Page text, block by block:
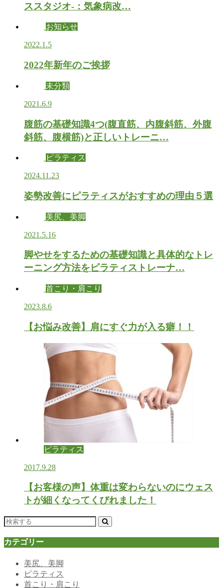
ススタジオ-：気象病改…
お知らせ
2022.1.5
2022年新年のご挨拶
未分類
2021.6.9
腹筋の基礎知識4つ(腹直筋、内腹斜筋、外腹
斜筋、腹横筋)と正しいトレーニ…
ピラティス
2024.11.23
姿勢改善にピラティスがおすすめの理由５選
美尻、美脚
2021.5.16
脚やせをするための基礎知識と具体的なトレ
ーニング方法をピラティストレーナ…
首こり・肩こり
2023.8.6
【お悩み改善】肩にすぐ力が入る癖！！
ピラティス
2017.9.28
【お客様の声】体重は変わらないのにウェス
トが細くなってくびれました！
カテゴリー
美尻、美脚
ピラティス
首こり・肩こり